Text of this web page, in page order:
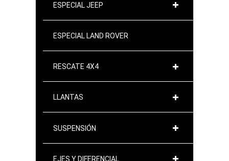
ESPECIAL JEEP
ESPECIAL LAND ROVER
RESCATE 4X4
LLANTAS
SUSPENSIÓN
EJES Y DIFERENCIAL